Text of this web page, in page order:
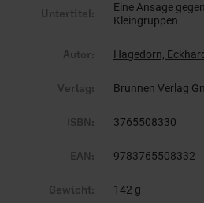
Untertitel:
Eine Ansage
Kleingruppen
Autor: Hagedorn,
Verlag: Brunnen Verlag
ISBN: 3765508330
EAN: 9783765508332
Gewicht: 142 g